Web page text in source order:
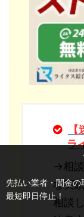
ラ
→相
な実
相談
先払い業者・闇金の
最短即日停止！